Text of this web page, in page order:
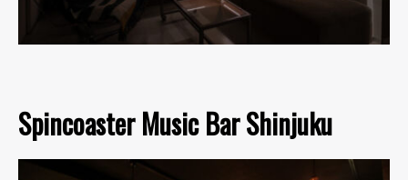
Spincoaster Music Bar Shinjuku